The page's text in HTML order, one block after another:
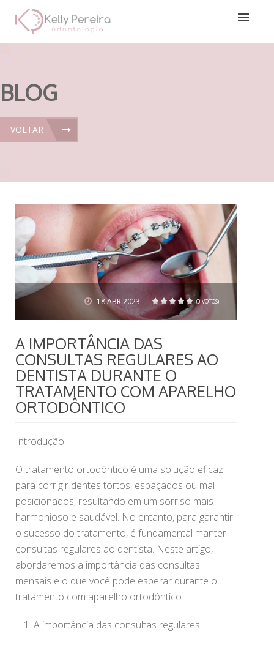
BLOG
VOLTAR
18ABR 2023 1 2 3 4 5 (0 VOTOS)
A IMPORTÂNCIA DAS
CONSULTAS REGULARES AO
DENTISTA DURANTE O
TRATAMENTO COM APARELHO
ORTODÔNTICO
Introdução
O tratamento ortodôntico é uma solução eficaz
para corrigir dentes tortos, espaçados ou mal
posicionados, resultando em um sorriso mais
harmonioso e saudável. No entanto, para garantir
o sucesso do tratamento, é fundamental manter
consultas regulares ao dentista. Neste artigo,
abordaremos a importância das consultas
mensais e o que você pode esperar durante o
tratamento com aparelho ortodôntico.
A importância das consultas regulares